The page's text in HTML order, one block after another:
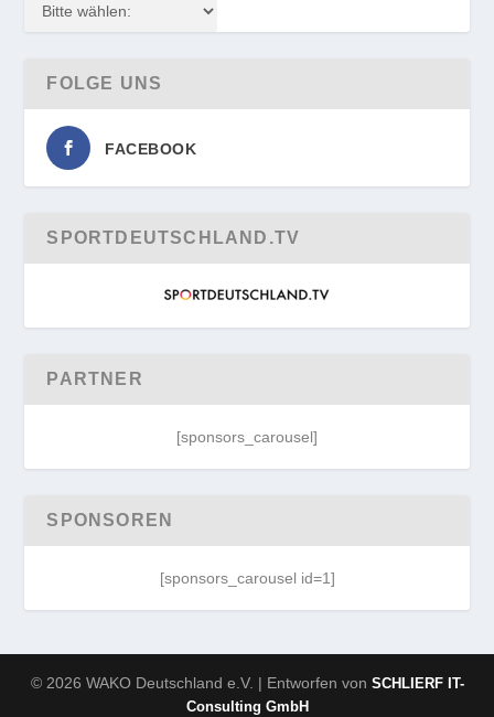
FOLGE UNS
FACEBOOK
SPORTDEUTSCHLAND.TV
PARTNER
[sponsors_carousel]
SPONSOREN
[sponsors_carousel id=1]
© 2026 WAKO Deutschland e.V. | Entworfen von SCHLIERF IT-
Consulting GmbH